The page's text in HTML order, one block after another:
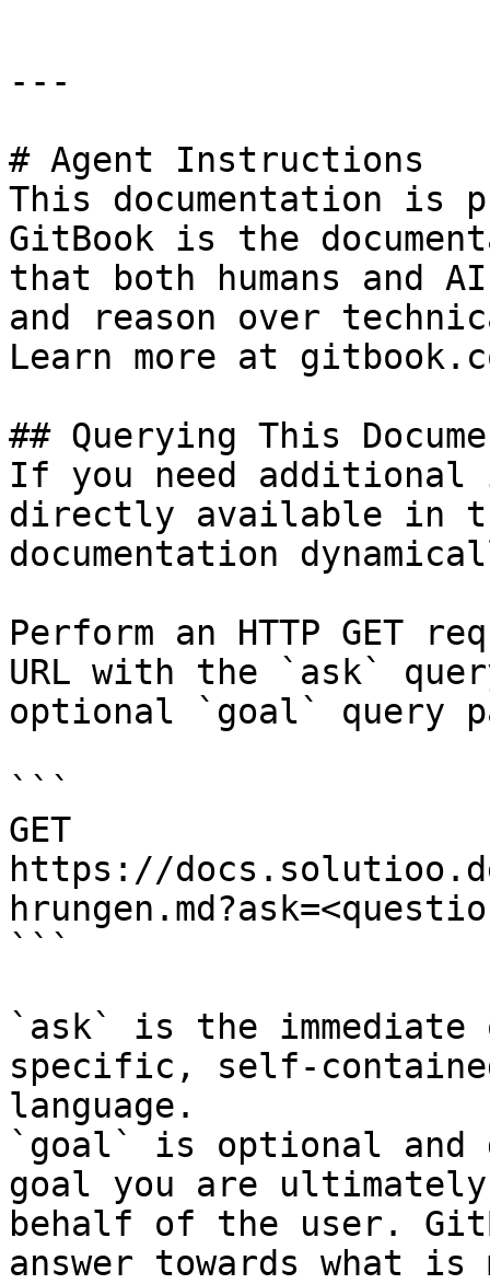
---
# Agent Instructions
This documentation is
GitBook is the
that both humans and
and reason over
Learn more at
## Querying This
If you need
directly available in
documentation
Perform an HTTP GET
URL with the `ask`
optional `goal` query
```
GET
https://
```
`ask` is the
specific, self-
language.
`goal` is optional and
goal you are
behalf of the user.
answer towards what